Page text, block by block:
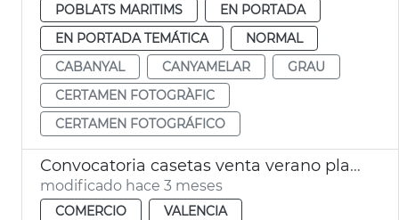
POBLATS MARITIMS
EN PORTADA
EN PORTADA TEMÁTICA
NORMAL
CABANYAL
CANYAMELAR
GRAU
CERTAMEN FOTOGRÀFIC
CERTAMEN FOTOGRÁFICO
Convocatoria casetas venta verano playa Cabanyal València
modificado hace 3 meses
COMERCIO
VALENCIA